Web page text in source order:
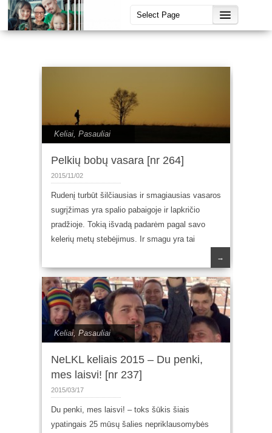
Keliai, Pasauliai
Pelkių bobų vasara [nr 264]
2015/11/02
Rudenį turbūt šilčiausias ir smagiausias vasaros
sugrįžimas yra spalio pabaigoje ir lapkričio
pradžioje. Tokią išvadą padarėm pagal savo
kelerių metų stebėjimus. Ir smagu yra tai
→
Keliai, Pasauliai
NeLKL keliais 2015 – Du penki,
mes laisvi! [nr 237]
2015/03/17
Du penki, mes laisvi! – toks šūkis šiais
ypatingais 25 mūsų šalies nepriklausomybės